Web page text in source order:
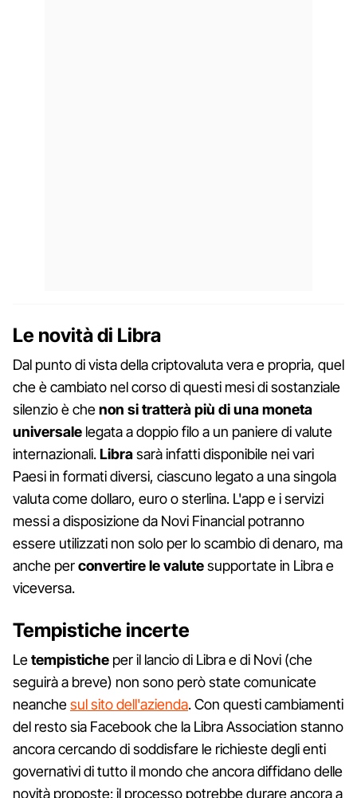
Le novità di Libra
Dal punto di vista della criptovaluta vera e propria, quel
che è cambiato nel corso di questi mesi di sostanziale
silenzio è chenon si tratterà più di una moneta
universale legata a doppio filo a un paniere di valute
internazionali.Librasarà infatti disponibile nei vari
Paesi in formati diversi, ciascuno legato a una singola
valuta come dollaro, euro o sterlina. L'app e i servizi
messi a disposizione da Novi Financial potranno
essere utilizzati non solo per lo scambio di denaro, ma
anche perconvertire le valutesupportate in Libra e
viceversa.
Tempistiche incerte
Letempistiche per il lancio di Libra e di Novi (che
seguirà a breve) non sono però state comunicate
neanchesul sito dell'azienda. Con questi cambiamenti
del resto sia Facebook che la Libra Association stanno
ancora cercando di soddisfare le richieste degli enti
governativi di tutto il mondo che ancora diffidano delle
novità proposte: il processo potrebbe durare ancora a